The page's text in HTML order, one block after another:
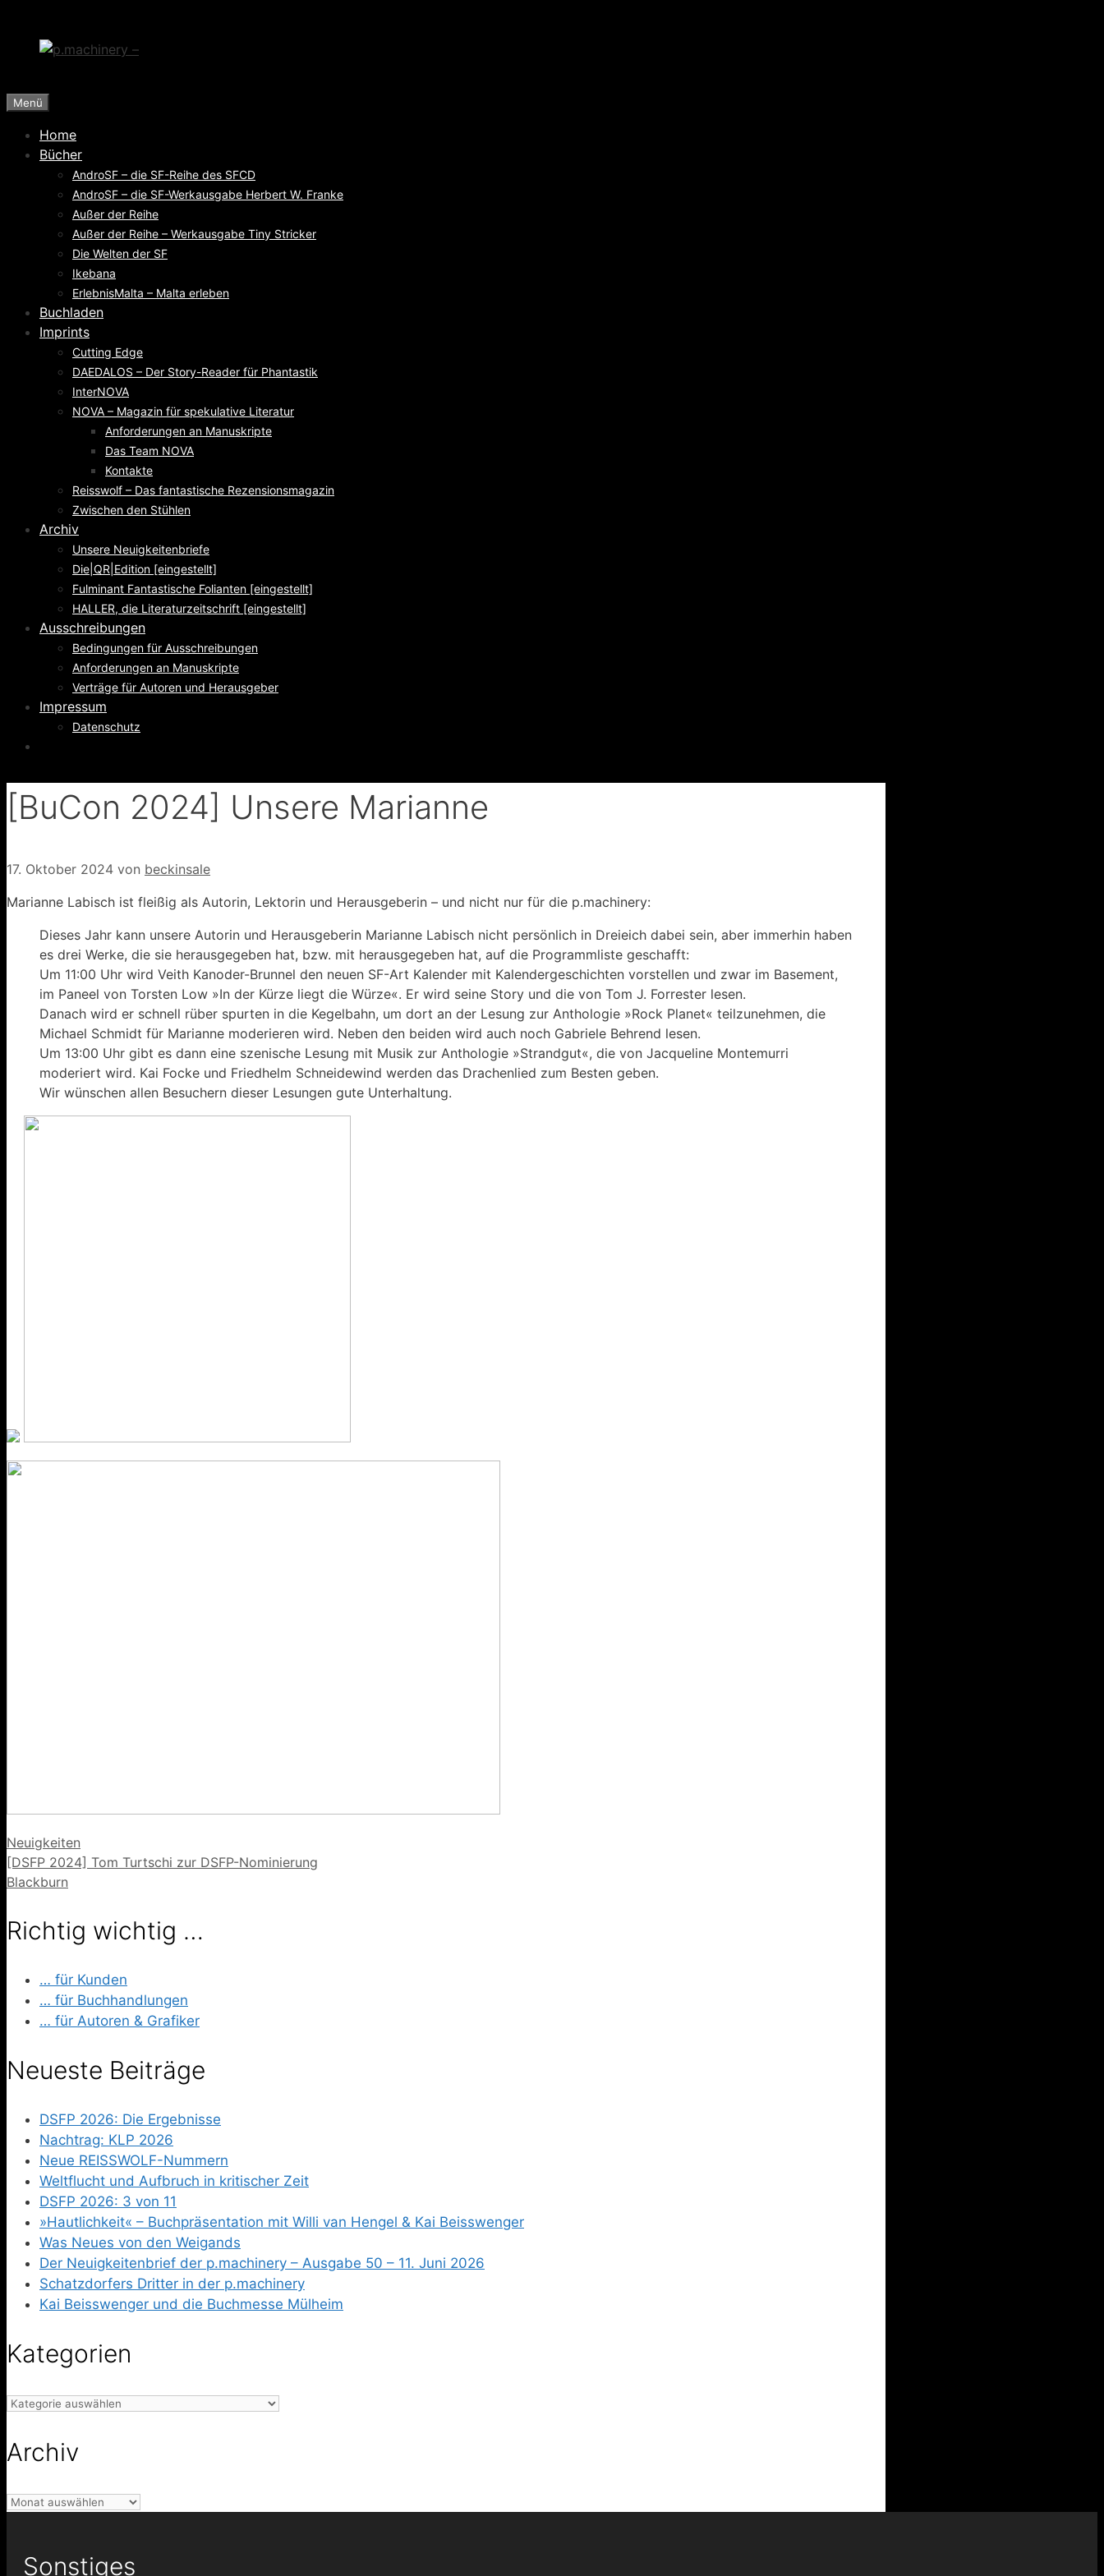
springen
Menü
Home
Bücher
AndroSF – die SF-Reihe des SFCD
AndroSF – die SF-Werkausgabe Herbert W. Franke
Außer der Reihe
Außer der Reihe – Werkausgabe Tiny Stricker
Die Welten der SF
Ikebana
ErlebnisMalta – Malta erleben
Buchladen
Imprints
Cutting Edge
DAEDALOS – Der Story-Reader für Phantastik
InterNOVA
NOVA – Magazin für spekulative Literatur
Anforderungen an Manuskripte
Das Team NOVA
Kontakte
Reisswolf – Das fantastische Rezensionsmagazin
Zwischen den Stühlen
Archiv
Unsere Neuigkeitenbriefe
Die|QR|Edition [eingestellt]
Fulminant Fantastische Folianten [eingestellt]
HALLER, die Literaturzeitschrift [eingestellt]
Ausschreibungen
Bedingungen für Ausschreibungen
Anforderungen an Manuskripte
Verträge für Autoren und Herausgeber
Impressum
Datenschutz
[BuCon 2024] Unsere Marianne
17. Oktober 2024 von beckinsale
Marianne Labisch ist fleißig als Autorin, Lektorin und Herausgeberin – und nicht nur für die p.machinery:
Dieses Jahr kann unsere Autorin und Herausgeberin Marianne Labisch nicht persönlich in Dreieich dabei sein, aber immerhin haben
es drei Werke, die sie herausgegeben hat, bzw. mit herausgegeben hat, auf die Programmliste geschafft:
Um 11:00 Uhr wird Veith Kanoder-Brunnel den neuen SF-Art Kalender mit Kalendergeschichten vorstellen und zwar im Basement,
im Paneel von Torsten Low »In der Kürze liegt die Würze«. Er wird seine Story und die von Tom J. Forrester lesen.
Danach wird er schnell rüber spurten in die Kegelbahn, um dort an der Lesung zur Anthologie »Rock Planet« teilzunehmen, die
Michael Schmidt für Marianne moderieren wird. Neben den beiden wird auch noch Gabriele Behrend lesen.
Um 13:00 Uhr gibt es dann eine szenische Lesung mit Musik zur Anthologie »Strandgut«, die von Jacqueline Montemurri
moderiert wird. Kai Focke und Friedhelm Schneidewind werden das Drachenlied zum Besten geben.
Wir wünschen allen Besuchern dieser Lesungen gute Unterhaltung.
Kategorien
Neuigkeiten
[DSFP 2024] Tom Turtschi zur DSFP-Nominierung
Blackburn
Richtig wichtig …
… für Kunden
… für Buchhandlungen
… für Autoren & Grafiker
Neueste Beiträge
DSFP 2026: Die Ergebnisse
Nachtrag: KLP 2026
Neue REISSWOLF-Nummern
Weltflucht und Aufbruch in kritischer Zeit
DSFP 2026: 3 von 11
»Hautlichkeit« – Buchpräsentation mit Willi van Hengel & Kai Beisswenger
Was Neues von den Weigands
Der Neuigkeitenbrief der p.machinery – Ausgabe 50 – 11. Juni 2026
Schatzdorfers Dritter in der p.machinery
Kai Beisswenger und die Buchmesse Mülheim
Kategorien
Kategorien
Archiv
Archiv
Sonstiges